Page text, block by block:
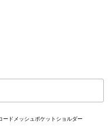
ドメッシュポケットショルダー